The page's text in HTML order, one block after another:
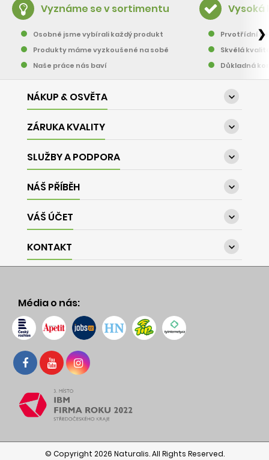
Vyznáme se v sortimentu
Osobně jsme vybírali každý produkt
Produkty máme vyzkoušené na sobě
Naše práce nás baví
Vysoká
Prvotřídní
Skvělá
Důkladná
❯
NÁKUP & OSVĚTA 
ZÁRUKA KVALITY 
SLUŽBY A PODPORA 
NÁŠ PŘÍBĚH 
VÁŠ ÚČET 
KONTAKT 
Média o nás:
© Copyright 2026 Naturalis. All Rights Reserved.